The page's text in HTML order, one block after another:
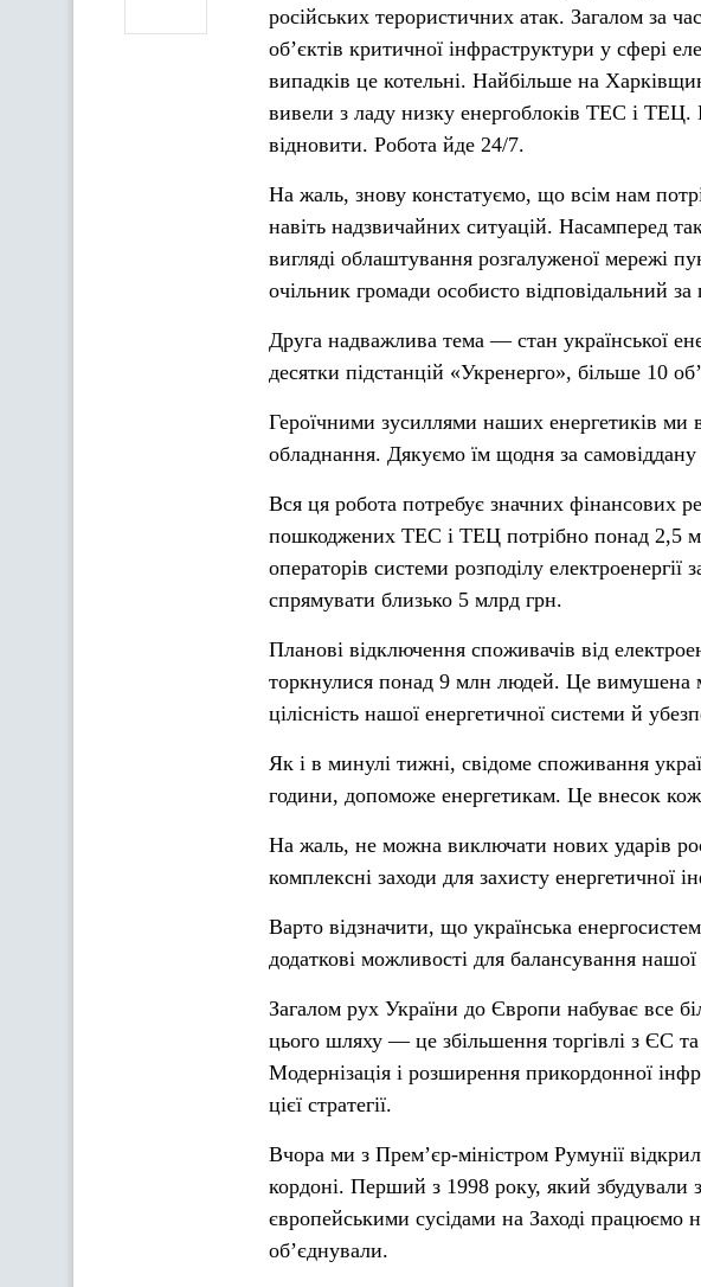
російських терористичних атак. Загалом за
об’єктів критичної інфраструктури у сфері
випадків це котельні. Найбільше на
вивели з ладу низку енергоблоків ТЕС і
відновити. Робота йде 24/7.
На жаль, знову констатуємо, що всім нам
навіть надзвичайних ситуацій. Насамперед
вигляді облаштування розгалуженої мережі
очільник громади особисто відповідальний
Друга надважлива тема — стан української
десятки підстанцій «Укренерго», більше 10
Героїчними зусиллями наших енергетиків
обладнання. Дякуємо їм щодня за
Вся ця робота потребує значних фінансових
пошкоджених ТЕС і ТЕЦ потрібно понад 2,5
операторів системи розподілу
спрямувати близько 5 млрд грн.
Планові відключення споживачів від
торкнулися понад 9 млн людей. Це вимушена
цілісність нашої енергетичної системи й
Як і в минулі тижні, свідоме споживання
години, допоможе енергетикам. Це внесок
На жаль, не можна виключати нових ударів
комплексні заходи для захисту
Варто відзначити, що українська
додаткові можливості для балансування
Загалом рух України до Європи набуває все
цього шляху — це збільшення торгівлі з ЄС
Модернізація і розширення прикордонної
цієї стратегії.
Вчора ми з Прем’єр-міністром Румунії
кордоні. Перший з 1998 року, який
європейськими сусідами на Заході
об’єднували.